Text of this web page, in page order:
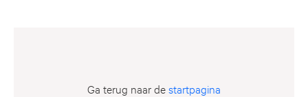
Ga terug naar destartpagina